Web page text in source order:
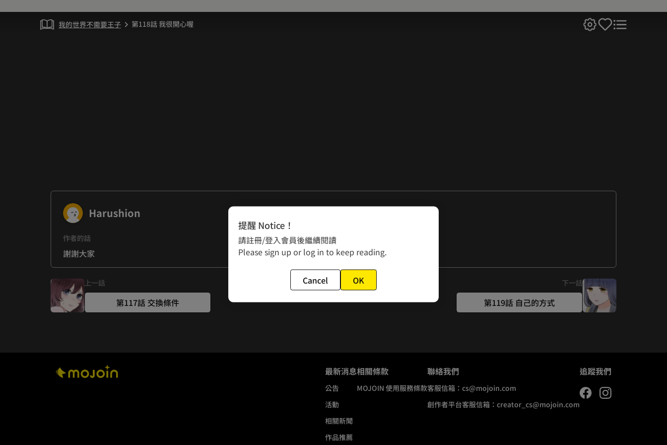
我的世界不需要王子 chevron_right 第118話 我很開心喔
Harushion
作者的話
謝謝大家
上一話
第117話 交換條件
下一話
第119話 自己的方式
最新消息
公告
活動
相關新聞
作品推薦
相關條款
MOJOIN 使用服務條款
聯絡我們
客服信箱： cs@mojoin.com
創作者平台客服信箱： creator_cs@mojoin.com
追蹤我們
提醒 Notice！
請註冊/登入會員後繼續閱讀
Please sign up or log in to keep reading.
Cancel OK